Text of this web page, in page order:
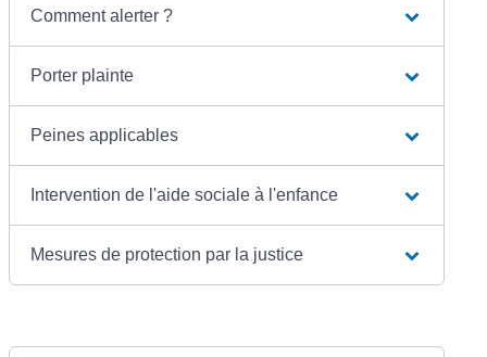
Comment alerter ?
Porter plainte
Peines applicables
Intervention de l'aide sociale à l'enfance
Mesures de protection par la justice